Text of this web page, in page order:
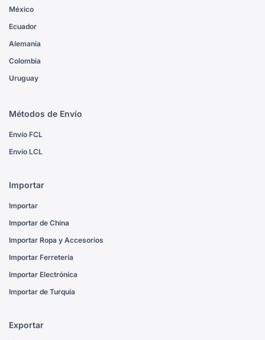
México
Ecuador
Alemania
Colombia
Uruguay
Métodos de Envío
Envío FCL
Envío LCL
Importar
Importar
Importar de China
Importar Ropa y Accesorios
Importar Ferretería
Importar Electrónica
Importar de Turquía
Exportar